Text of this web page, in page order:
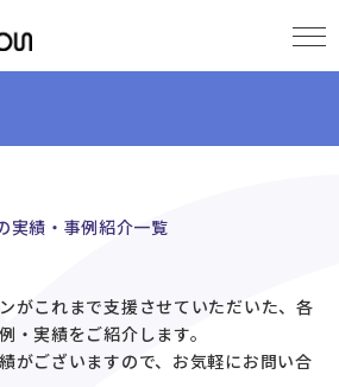
実績・事例紹介一覧
がこれまで支援させていただいた、各
・実績をご紹介します。
がございますので、お気軽にお問い合